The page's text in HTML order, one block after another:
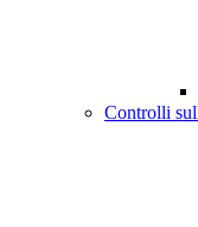
Controlli